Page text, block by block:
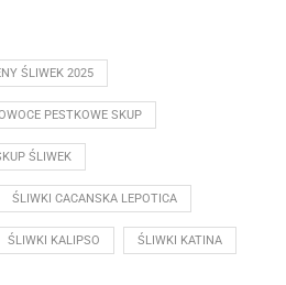
ŚLIWEK 2025
PESTKOWE SKUP
ŚLIWEK
ŚLIWKI CACANSKA LEPOTICA
ŚLIWKI KALIPSO ŚLIWKI KATINA